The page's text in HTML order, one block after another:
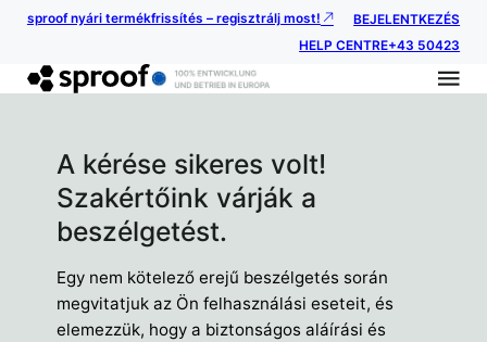
sproof nyári termékfrissítés – regisztrálj most!
BEJELENTKEZÉS
HELP CENTRE+43 50423
A kérése sikeres volt!
Szakértőink várják a
beszélgetést.
Egy nem kötelező erejű beszélgetés során
megvitatjuk az Ön felhasználási eseteit, és
elemezzük, hogy a biztonságos aláírási és